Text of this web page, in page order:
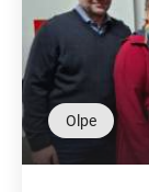
Olpe